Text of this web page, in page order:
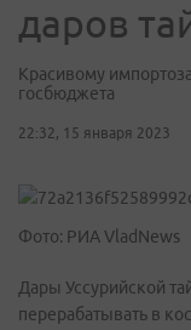
даров
Красивому
госбюджета
22:32, 15 января 2023
Фото: РИА VladNews
Дары Уссурийской
перерабатывать в